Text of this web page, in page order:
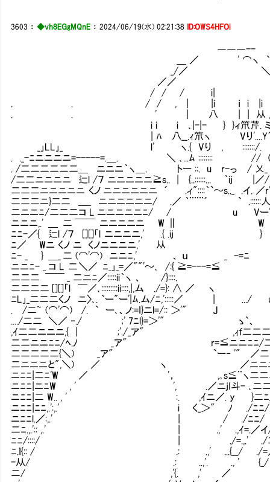
3603 ：◆vh8EGgMQnE ：2024/06/19(水) 02:21:38 ID:OWS4HFOi
―――--
＿ ／ ' ⌒ヽ `
_/／ ＼
／／
/ / / i|
. . / / , | |i ｉ i |i
. . ' | 八 | | 从 ,, }
i i i ､|-|- } }ィ笊芹. ミ ハ,ｿｉ ＼ ま
| ﾊ 八__.ｨ笊ヽ Vり'....Y´ /
_｣LL｣_ l' ヽ.{ Vり , :::::::/. / ,xしミ､ ＼
. ._-ﾆニニニニ=-----=.＿. ＼ ､...ﾑ :::::::: // （
. /二二二二二二＿ ニニニ｀ヽ＿. トー ::. u r-っ / 乂_
/二二ニニニニ 辷l /７ ニニニニニ≧s.. | {..::::::... ｀ij |／/
二二二ニニニニニ くノ ニニニニニニ ´ .ィ"::::｀`～s.._ .イ
二二二ニ}二二 ＿_ ニニニニニニ/ .／ ｀¨¨¨´ ` .::::::
二ニニﾆ/二二二コ L ニニニニニﾆ/ / u Vー
ニニニ,.' ＿ 二 ￣￣ ニニニニニ
ﾆﾆ-／{ 辷l /７ [][]「l ニニニニ,' .{
ﾆ／ Wニ くノ ニ くノニニニ
ﾆ- _ } ＿_ 二 (⌒'⌒) ニニﾆ,' 、 ｕ
ニニﾆ- _ コ L 二 ＼／ ﾆ_｣_=／""'～､ /:{
二二二 ￣￣ _ 二ニﾆ／:::::ii｀ヽ 、
二二二二 [][]「l ￣／､:::::::::ii::::,|,ム ./=}: ∧ ／
ﾆL｣_二二二くノ ニ〉､. `ー"ー'|ﾑ.ム/ﾆ,':::::／
. /二~ (⌒'⌒) /. ` ー､、ノ:=ｌ}ニl=/::
..../二二 ＼／ ‐./ ;' 7ﾆl}=＞'" ゝ`
,ｲ二二ニニニ,{ | ;'./_ア" ,ｨｆ二二二二
二二ニニﾆﾆ/ﾍ.ﾉ _ア" r=≦ニニﾆﾆ/二二
二二二二二{＼) _ア" `ー‐ '" ／二二二
二ニニニと",＼) ／ ヽ ／ニニニニ
ニﾆﾆ|二ﾆ'W ／ '， ,｡s≦¨ヽ二二二
ニﾆﾆ|ニﾆW , ' ', .／ニjI斗- ､二二二
ニﾆﾆ|二 W.. , ' :. ,ｲニ／. y }二ﾆ/ 二
ニﾆﾆ|ﾆﾆ,.':,.' i く_＞" ﾉ ./ﾆﾆ/.}ﾆ
ニﾆﾆl.／:,.' | / ./ﾆﾆ/ }ﾆﾆ
二ﾆ.,.':: ,.' | .,' .,ｲ=.／イ/
ﾆﾆ/::::/ | ./=.,.' ./二
ﾆ.ｌ{:: / .: .,' ...{__/ ./=
-从/ .: ..,'. ., ' {_/
二/ ,'{. ,'